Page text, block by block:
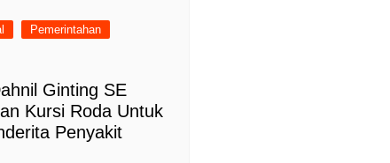
Pemerintahan
Ginting SE
Kursi Roda Untuk
Penyakit